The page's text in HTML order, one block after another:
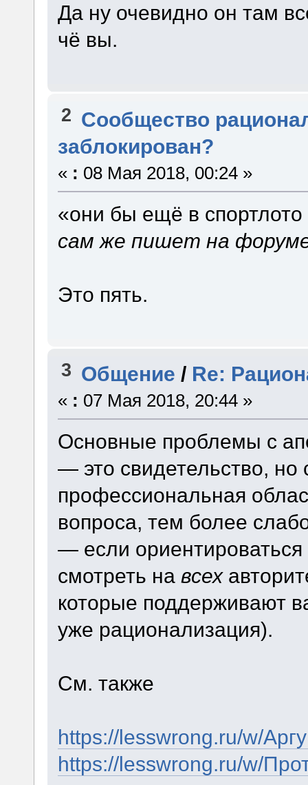
Да ну очевидно он там
чё вы.
2 Сообщество
заблокирован?
« : 08 Мая 2018, 00:24 »
«они бы ещё в
сам же пишет на
Это пять.
3 Общение / Re:
« : 07 Мая 2018, 20:44 »
Основные проблемы с
— это свидетельство, но
профессиональная
вопроса, тем более
— если
смотреть на всех
которые поддерживают
уже рационализация).
См. также
https://lesswrong.ru/w/
https://lesswrong.ru/w/